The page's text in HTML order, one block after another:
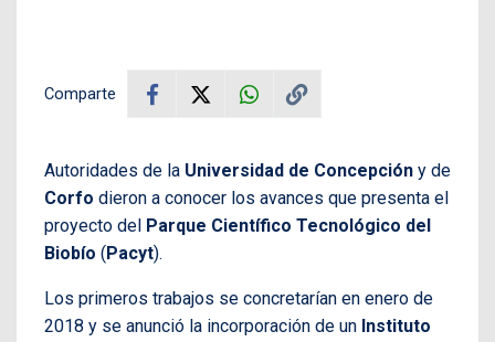
Comparte
Autoridades de la Universidad de Concepción y de
Corfo dieron a conocer los avances que presenta el
proyecto del Parque Científico Tecnológico del
Biobío (Pacyt).
Los primeros trabajos se concretarían en enero de
2018 y se anunció la incorporación de un Instituto